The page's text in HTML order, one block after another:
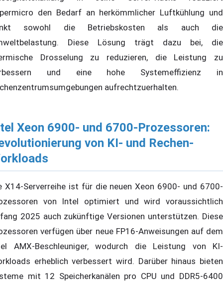
den Bedarf an herkömmlicher Luftkühlung und
sowohl die Betriebskosten als auch die
Diese Lösung trägt dazu bei, die
Drosselung zu reduzieren, die Leistung zu
und eine hohe Systemeffizienz in
aufrechtzuerhalten.
Xeon 6900- und 6700-Prozessoren:
von KI- und Rechen-
X14-Serverreihe ist für die neuen Xeon 6900- und 6700-
von Intel optimiert und wird voraussichtlich
2025 auch zukünftige Versionen unterstützen. Diese
verfügen über neue FP16-Anweisungen auf dem
AMX-Beschleuniger, wodurch die Leistung von KI-
erheblich verbessert wird. Darüber hinaus bieten
mit 12 Speicherkanälen pro CPU und DDR5-6400